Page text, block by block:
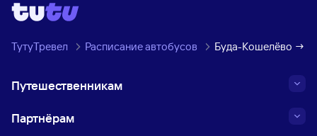
ТутуТревел Расписание автобусов Буда-Кошелёво →
Путешественникам
Партнёрам